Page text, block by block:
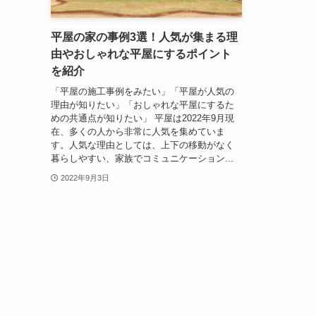
平屋の家の事例3選！人気が集まる理
由やおしゃれな平屋にするポイント
を紹介
「平屋の施工事例をみたい」「平屋が人気の
理由が知りたい」「おしゃれな平屋にするた
めの共通点が知りたい」 平屋は2022年9月現
在、多くの人から非常に人気を集めていま
す。人気な理由としては、上下の移動がなく
暮らしやすい、家族でコミュニケーション...
2022年9月3日